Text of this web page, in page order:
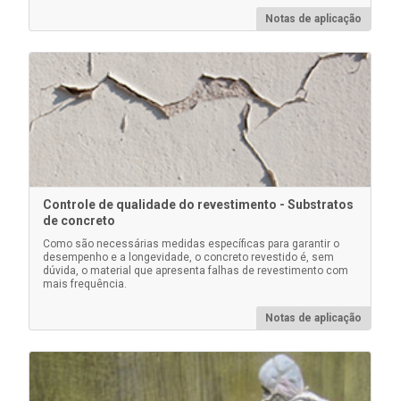
completos com uma inserção de espuma
personalizada para segurar com segurança seu
instrumento PosiTector .
Saiba mais
Kit de substituição de filtro RH / Ta
a sonda PosiTector Integral ( PRBDPMIRpara os
PRBDPM PRBDPMIR )
Notas de aplicação
Controle de qualidade do revestimento - Substratos
de concreto
Como são necessárias medidas específicas para garantir o
desempenho e a longevidade, o concreto revestido é, sem
dúvida, o material que apresenta falhas de revestimento com
mais frequência.
Notas de aplicação